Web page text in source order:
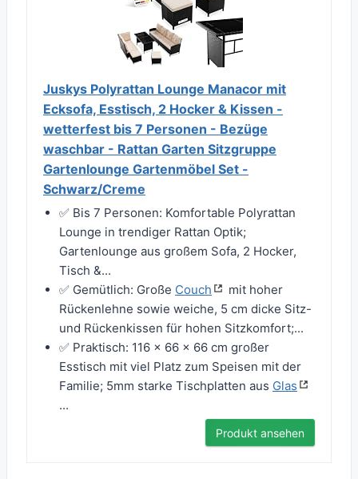
Juskys Polyrattan Lounge Manacor mit
Ecksofa, Esstisch, 2 Hocker & Kissen -
wetterfest bis 7 Personen - Bezüge
waschbar - Rattan Garten Sitzgruppe
Gartenlounge Gartenmöbel Set -
Schwarz/Creme
✅ Bis 7 Personen: Komfortable Polyrattan
Lounge in trendiger Rattan Optik;
Gartenlounge aus großem Sofa, 2 Hocker,
Tisch &...
✅ Gemütlich: Große Couch
mit hoher
Rückenlehne sowie weiche, 5 cm dicke Sitz-
und Rückenkissen für hohen Sitzkomfort;...
✅ Praktisch: 116 x 66 x 66 cm großer
Esstisch mit viel Platz zum Speisen mit der
Familie; 5mm starke Tischplatten aus Glas
...
Produkt ansehen